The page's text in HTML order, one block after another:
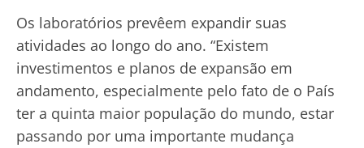
Os laboratórios prevêem expandir suas
atividades ao longo do ano. “Existem
investimentos e planos de expansão em
andamento, especialmente pelo fato de o País
ter a quinta maior população do mundo, estar
passando por uma importante mudança